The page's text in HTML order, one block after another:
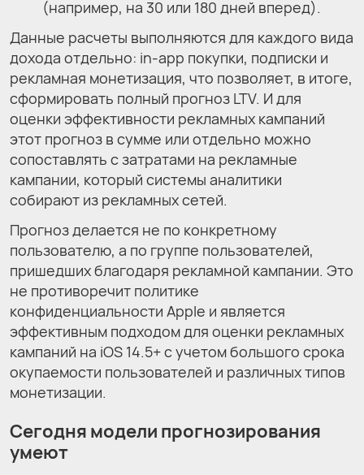
(например, на 30 или 180 дней вперед).
Данные расчеты выполняются для каждого вида
дохода отдельно: in-app покупки, подписки и
рекламная монетизация, что позволяет, в итоге,
сформировать полный прогноз LTV. И для
оценки эффективности рекламных кампаний
этот прогноз в сумме или отдельно можно
сопоставлять с затратами на рекламные
кампании, который системы аналитики
собирают из рекламных сетей.
Прогноз делается не по конкретному
пользователю, а по группе пользователей,
пришедших благодаря рекламной кампании. Это
не противоречит политике
конфиденциальности Apple и является
эффективным подходом для оценки рекламных
кампаний на iOS 14.5+ с учетом большого срока
окупаемости пользователей и различных типов
монетизации.
Сегодня модели прогнозирования
умеют